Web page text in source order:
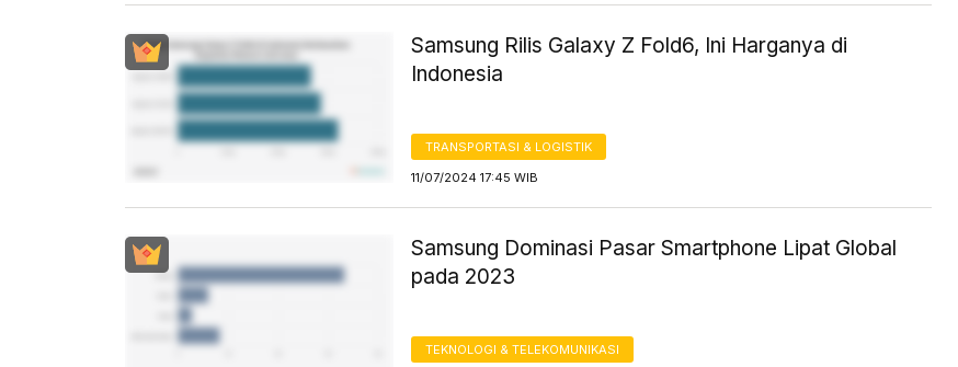
Samsung Rilis Galaxy Z Fold6, Ini Harganya di
Indonesia
TRANSPORTASI & LOGISTIK
11/07/2024 17:45 WIB
Samsung Dominasi Pasar Smartphone Lipat Global
pada 2023
TEKNOLOGI & TELEKOMUNIKASI